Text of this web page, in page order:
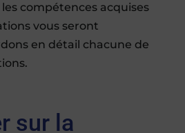
compétences acquises
vous seront
en détail chacune de
sur la